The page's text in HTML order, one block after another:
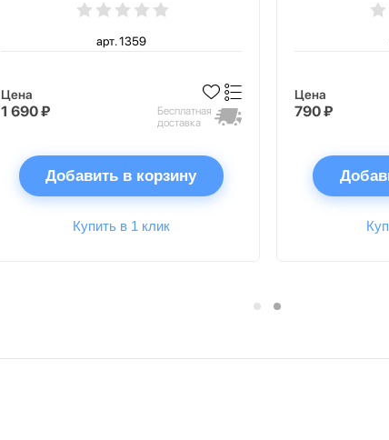
арт. 1359
Цена
1 690 ₽
Бесплатная
доставка
Добавить в корзину
Купить в 1 клик
Цена
790 ₽